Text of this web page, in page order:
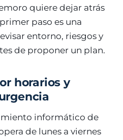
quiere dejar atrás
paso es una
entorno, riesgos y
de proponer un plan.
horarios y
informático de
de lunes a viernes